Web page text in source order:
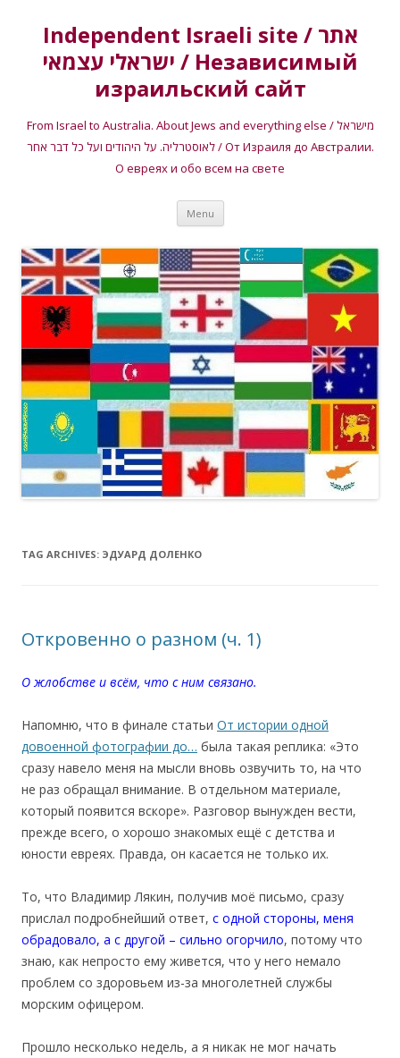
Independent Israeli site / אתר
ישראלי עצמאי / Независимый
израильский сайт
From Israel to Australia. About Jews and everything else / מישראל
לאוסטרליה. על היהודים ועל כל דבר אחר / От Израиля до Австралии.
О евреях и обо всем на свете
Menu Skip
content
TAG ARCHIVES: ЭДУАРД ДОЛЕНКО
Откровенно о разном (ч. 1)
О жлобстве и всём, что с ним связано.
Напомню, что в финале статьи От истории одной
довоенной фотографии до… была такая реплика: «Это
сразу навело меня на мысли вновь озвучить то, на что
не раз обращал внимание. В отдельном материале,
который появится вскоре». Разговор вынужден вести,
прежде всего, о хорошо знакомых ещё с детства и
юности евреях. Правда, он касается не только их.
То, что Владимир Лякин, получив моё письмо, сразу
прислал подробнейший ответ, с одной стороны, меня
обрадовало, а с другой – сильно огорчило, потому что
знаю, как непросто ему живется, что у него немало
проблем со здоровьем из-за многолетней службы
морским офицером.
Прошло несколько недель, а я никак не мог начать